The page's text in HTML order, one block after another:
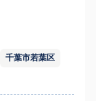
千葉市若葉区